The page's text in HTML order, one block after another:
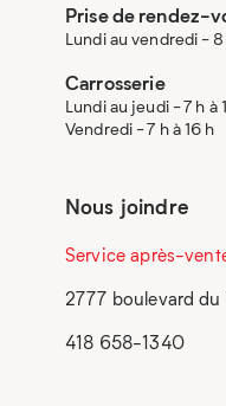
Prise de rendez-
Lundi au vendredi - 8
Carrosserie
Lundi au jeudi - 7 h à
Vendredi - 7 h à 16 h
Nous joindre
Service après-
2777 boulevard
418 658-1340